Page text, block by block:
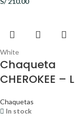
White
Chaqueta
CHEROKEE – L
Chaquetas
In stock